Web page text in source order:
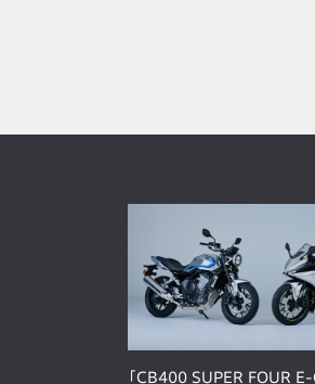
「CB400 SUPER FOUR E-